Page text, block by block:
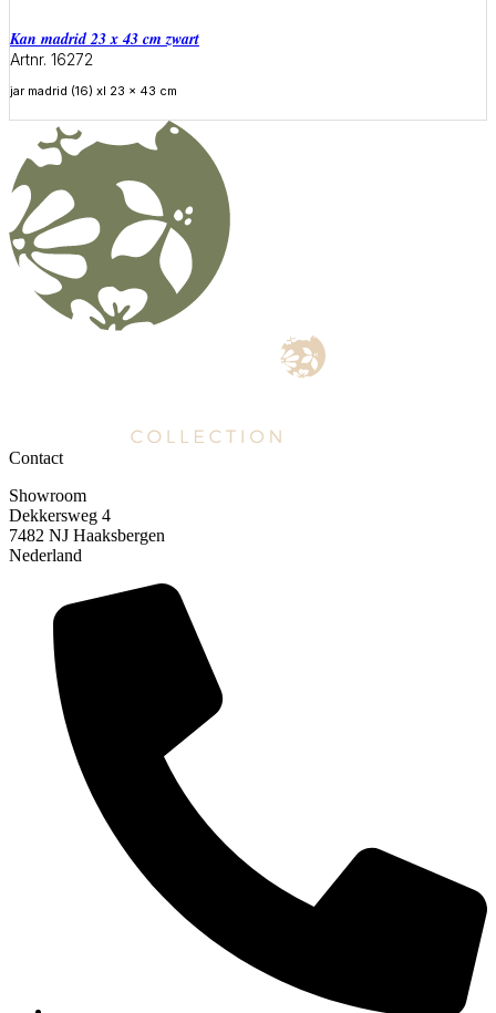
Kan madrid 23 x 43 cm zwart
Artnr. 16272
jar madrid (16) xl 23 x 43 cm
Meer informatie
Contact
Showroom
Dekkersweg 4
7482 NJ Haaksbergen
Nederland